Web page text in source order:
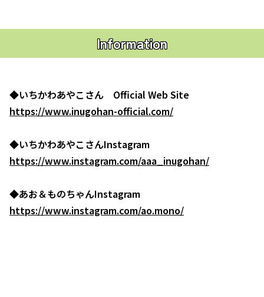
Information
◆いちかわあやこさん Official Web Site
https://www.inugohan-official.com/
◆いちかわあやこさんInstagram
https://www.instagram.com/aaa_inugohan/
◆あお＆ものちゃんInstagram
https://www.instagram.com/ao.mono/